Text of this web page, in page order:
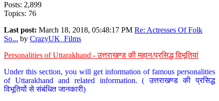
Posts: 2,899
Topics: 76
Last post: March 18, 2018, 05:48:17 PM Re: Actresses Of Folk
So... by CrazyUK_Films
Personalities of Uttarakhand - उत्तराखण्ड की महान/प्रसिद्ध विभूतियां
Under this section, you will get information of famous personalities
of Uttarakhand and related information. ( उत्तराखण्ड की प्रसिद्ध
विभूतियों से संबंधित जानकारी)